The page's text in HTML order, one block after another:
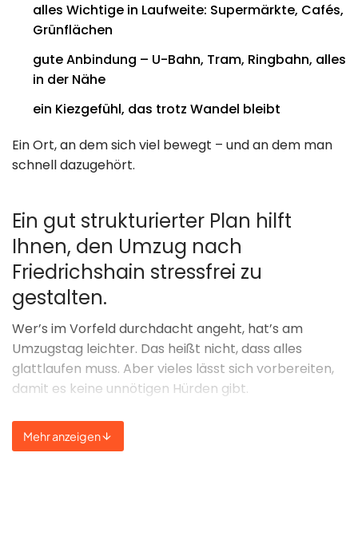
alles Wichtige in Laufweite: Supermärkte, Cafés,
Grünflächen
gute Anbindung – U-Bahn, Tram, Ringbahn, alles
in der Nähe
ein Kiezgefühl, das trotz Wandel bleibt
Ein Ort, an dem sich viel bewegt – und an dem man
schnell dazugehört.
Ein gut strukturierter Plan hilft
Ihnen, den Umzug nach
Friedrichshain stressfrei zu
gestalten.
Wer’s im Vorfeld durchdacht angeht, hat’s am
Umzugstag leichter. Das heißt nicht, dass alles
glattlaufen muss. Aber vieles lässt sich vorbereiten,
damit es keine unnötigen Hürden gibt.
Worauf Sie achten könnten:
Mehr anzeigen